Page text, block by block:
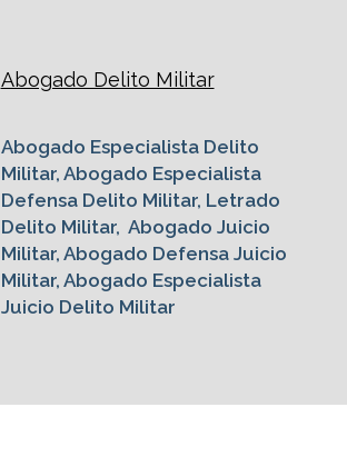
Abogado Delito Militar
Abogado Especialista Delito
Militar, Abogado Especialista
Defensa Delito Militar, Letrado
Delito Militar, Abogado Juicio
Militar, Abogado Defensa Juicio
Militar, Abogado Especialista
Juicio Delito Militar